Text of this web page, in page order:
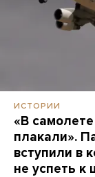
ИСТОРИИ
«В
плакали».
вступили в
не успеть к